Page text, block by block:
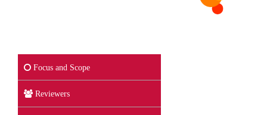
Focus and Scope
Reviewers